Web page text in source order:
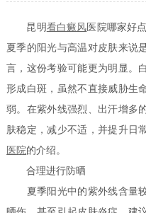
昆明看白癜风 医院哪家好
夏季的阳光与高温对皮肤来说
言，这份考验可能更为明显。
形成白斑，虽然不直接威胁生
弱。在紫外线强烈、出汗增多
肤稳定，减少不适，并提升日
医院的介绍。
合理进行防晒
夏季阳光中的紫外线含量较